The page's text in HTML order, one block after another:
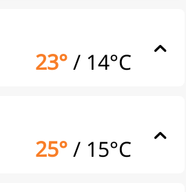
23°/ 14°C
25°/ 15°C